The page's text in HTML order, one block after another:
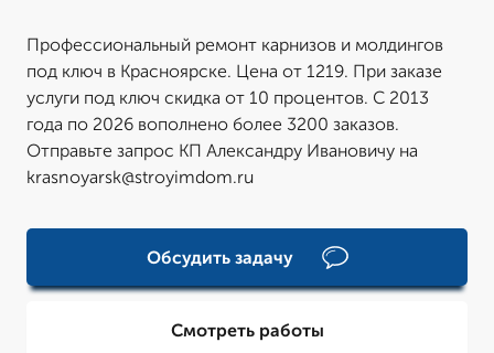
Профессиональный ремонт карнизов и молдингов
под ключ в Красноярске. Цена от 1219. При заказе
услуги под ключ скидка от 10 процентов. С 2013
года по 2026 вополнено более 3200 заказов.
Отправьте запрос КП Александру Ивановичу на
krasnoyarsk@stroyimdom.ru
Обсудить задачу
Смотреть работы